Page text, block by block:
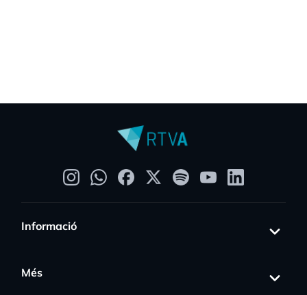
Informació
Més